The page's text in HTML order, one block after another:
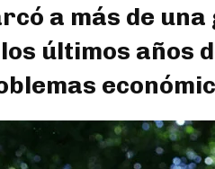
a más de
últimos años